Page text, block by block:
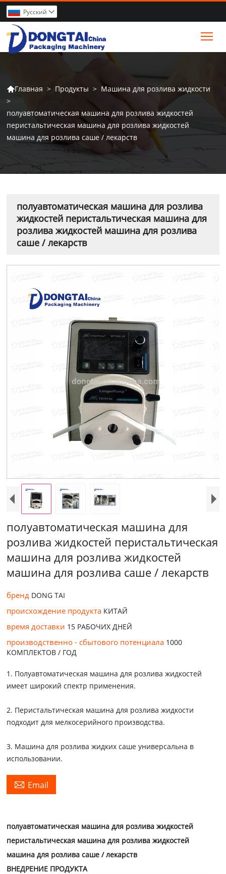
Pусский 
Главная > Продукты > Машина для розлива жидкости
>
полуавтоматическая машина для розлива жидкостей
перистальтическая машина для розлива жидкостей
машина для розлива саше / лекарств
полуавтоматическая машина для розлива
жидкостей перистальтическая машина для
розлива жидкостей машина для розлива
саше / лекарств
полуавтоматическая машина для
розлива жидкостей перистальтическая
машина для розлива жидкостей
машина для розлива саше / лекарств
бренд DONG TAI
происхождение продукта КИТАЙ
время доставки 15 РАБОЧИХ ДНЕЙ
производственно - сбытового потенциала 1000
КОМПЛЕКТОВ / ГОД
1. Полуавтоматическая машина для розлива жидкостей
имеет широкий спектр применения.
2. Перистальтическая машина для розлива жидкости
подходит для мелкосерийного производства.
3. Машина для розлива жидких саше универсальна в
использовании.
 Email
полуавтоматическая машина для розлива жидкостей
перистальтическая машина для розлива жидкостей
машина для розлива саше / лекарств
ВНЕДРЕНИЕ ПРОДУКТА